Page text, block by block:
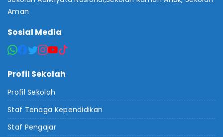
Aman
Sosial Media
Profil Sekolah
Profil Sekolah
Staf Tenaga Kependidikan
Staf Pengajar